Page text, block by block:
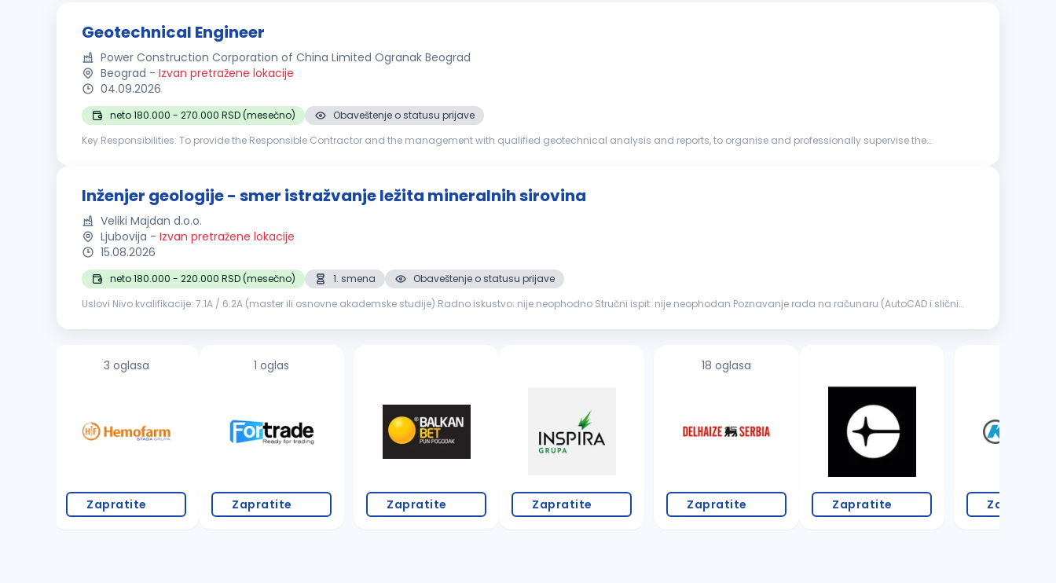
Geotechnical Engineer
Power Construction Corporation of China Limited Ogranak Beograd
Beograd - Izvan pretražene lokacije
04.09.2026
neto 180.000 - 270.000 RSD (mesečno)
Obaveštenje o statusu prijave
Key Responsibilities: To provide the Responsible Contractor and the management with qualified geotechnical analysis and reports, to organise and professionally supervise the
Inženjer geologije - smer istražvanje ležita mineralnih sirovina
Veliki Majdan d.o.o.
Ljubovija - Izvan pretražene lokacije
15.08.2026
neto 180.000 - 220.000 RSD (mesečno) 1. smena
Obaveštenje o statusu prijave
Uslovi Nivo kvalifikacije: 7.1A / 6.2A (master ili osnovne akademske studije) Radno iskustvo: nije neophodno Stručni ispit: nije neophodan Poznavanje rada na računaru (AutoCAD i slični
3 oglasa
Zapratite
1 oglas
Zapratite Zapratite Zapratite
18 oglasa
Zapratite Zapratite Zapratite